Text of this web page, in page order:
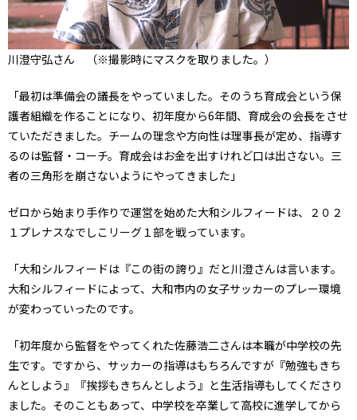
川澄守弘さん （※撮影時にマスクを取りました。）
「最初は準備会の議長をやっていました。そのうち育成会という保
護者組織を作ることになり、初年度から6年間、育成会の会長をさせ
ていただきました。チームの理念や方向性は理事長が定め、指導す
るのは監督・コーチ。育成会はお金を出すけれど口は出さない。三
者の三角形を崩さないようにやってきました」
ゼロから始まり手作りで運営を始めた大和シルフィードは、２０２
１プレナスなでしこリーグ１部を戦っています。
「大和シルフィードは『この街の誇り』だと川澄さんは言います。
大和シルフィードによって、大和市内の女子サッカーのプレー環境
が変わっていったのです。
「初年度から監督をやってくれた佐藤浩二さんは本職が中学校の先
生です。ですから、サッカーの指導はもちろんですが『勉強もきち
んとしよう』『挨拶もきちんとしよう』と生活指導もしてくださり
ました。そのこともあって、中学校を卒業して高校に進学してから